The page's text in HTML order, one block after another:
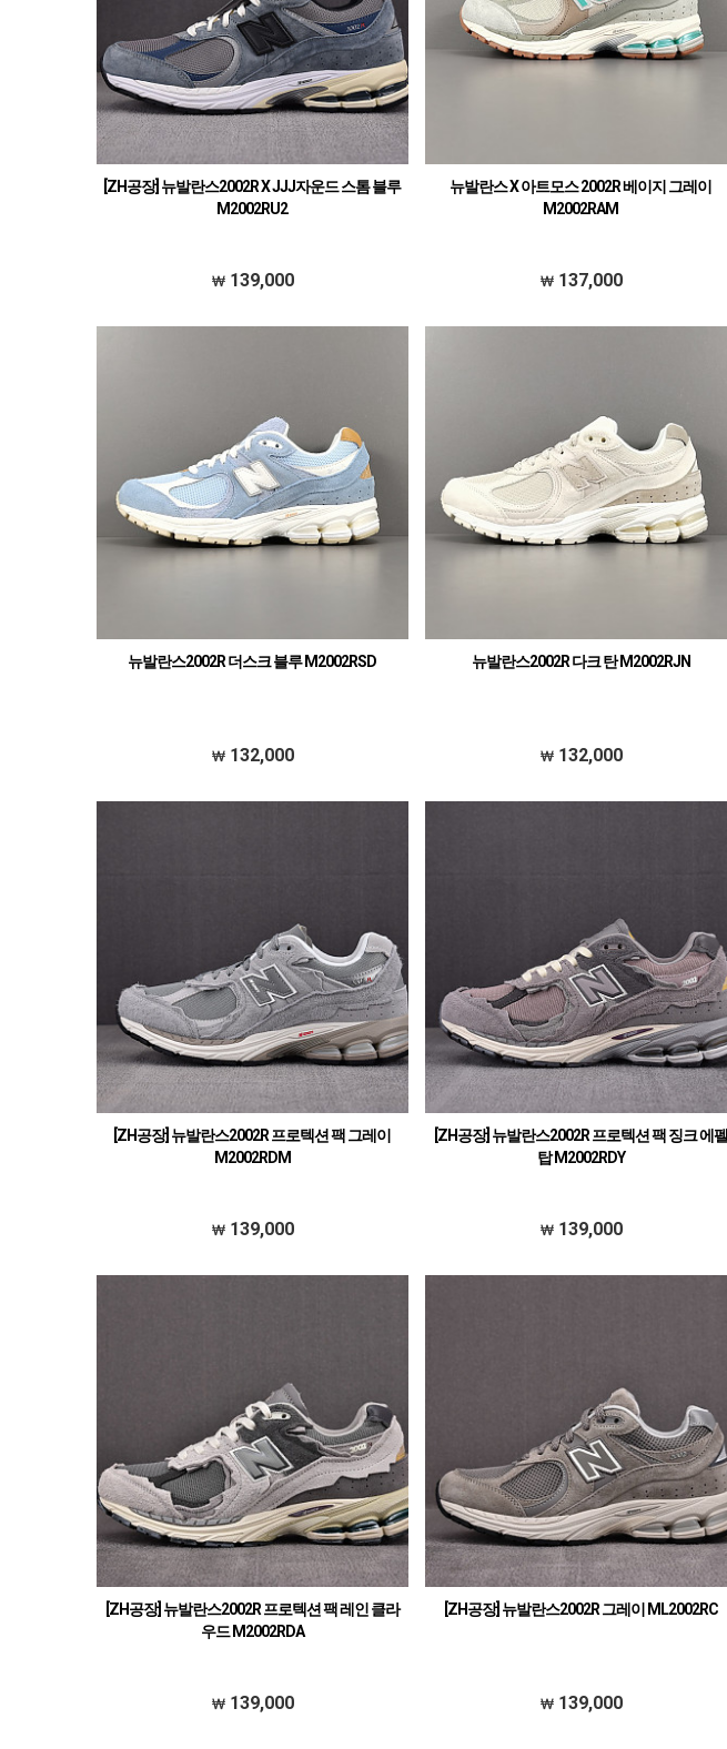
[ZH공장] 뉴발란스2002R X JJJ자운드 스톰 블루
M2002RU2
139,000
뉴발란스 X 아트모스 2002R 베이지 그레이
M2002RAM
137,000
뉴발란스2002R 더스크 블루 M2002RSD
132,000
뉴발란스2002R 다크 탄 M2002RJN
132,000
[ZH공장] 뉴발란스2002R 프로텍션 팩 그레이
M2002RDM
139,000
[ZH공장] 뉴발란스2002R 프로텍션 팩 징크 에펠
탑 M2002RDY
139,000
[ZH공장] 뉴발란스2002R 프로텍션 팩 레인 클라
우드 M2002RDA
139,000
[ZH공장] 뉴발란스2002R 그레이 ML2002RC
139,000